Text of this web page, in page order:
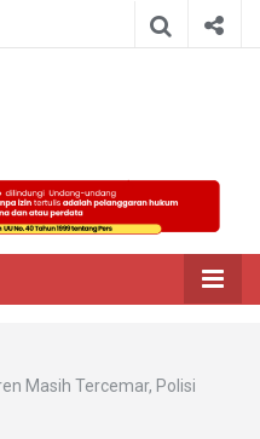
Masih Tercemar, Polisi